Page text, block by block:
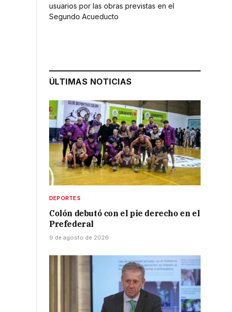
usuarios por las obras previstas en el
Segundo Acueducto
ÚLTIMAS NOTICIAS
DEPORTES
Colón debutó con el pie derecho en el
Prefederal
9 de agosto de 2026